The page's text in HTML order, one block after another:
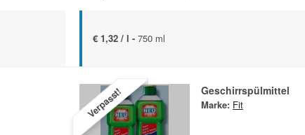
€ 1,32 / l - 750 ml
Verpasst! Geschirrspülmittel
Marke: Fit